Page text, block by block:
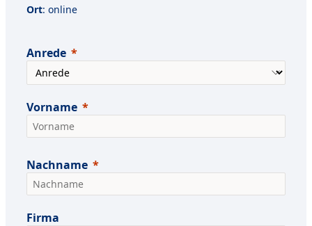
Ort: online
Anrede
Vorname
Nachname
Firma